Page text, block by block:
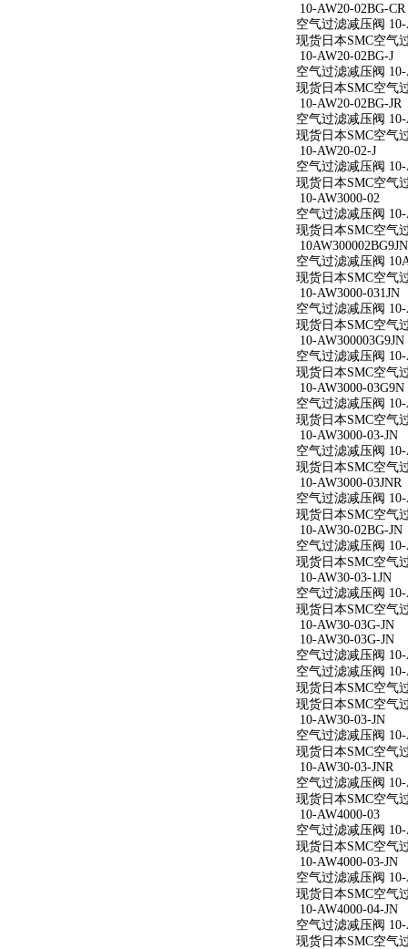
10-AW20-02BG-CR
空气过滤减压阀 10-
现货日本SMC空气
10-AW20-02BG-J
空气过滤减压阀 10-
现货日本SMC空气
10-AW20-02BG-JR
空气过滤减压阀 10-
现货日本SMC空气
10-AW20-02-J
空气过滤减压阀 10-
现货日本SMC空气
10-AW3000-02
空气过滤减压阀 10-
现货日本SMC空气
10AW300002BG9JN
空气过滤减压阀
现货日本SMC空气
10-AW3000-031JN
空气过滤减压阀 10-
现货日本SMC空气
10-AW300003G9JN
空气过滤减压阀 10-
现货日本SMC空气
10-AW3000-03G9N
空气过滤减压阀 10-
现货日本SMC空气
10-AW3000-03-JN
空气过滤减压阀 10-
现货日本SMC空气
10-AW3000-03JNR
空气过滤减压阀 10-
现货日本SMC空气
10-AW30-02BG-JN
空气过滤减压阀 10-
现货日本SMC空气
10-AW30-03-1JN
空气过滤减压阀 10-
现货日本SMC空气
10-AW30-03G-JN
10-AW30-03G-JN
空气过滤减压阀 10-
空气过滤减压阀 10-
现货日本SMC空气
现货日本SMC空气
10-AW30-03-JN
空气过滤减压阀 10-
现货日本SMC空气
10-AW30-03-JNR
空气过滤减压阀 10-
现货日本SMC空气
10-AW4000-03
空气过滤减压阀 10-
现货日本SMC空气
10-AW4000-03-JN
空气过滤减压阀 10-
现货日本SMC空气
10-AW4000-04-JN
空气过滤减压阀 10-
现货日本SMC空气